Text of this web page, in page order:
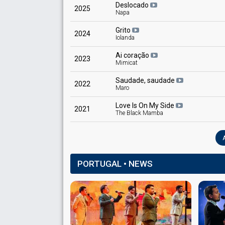
2025 Deslocado
Napa
2024 Grito
Iolanda
2023 Ai coração
Mimicat
2022 Saudade, saudade
Maro
2021 Love Is On My Side
The Black Mamba
PORTUGAL • NEWS